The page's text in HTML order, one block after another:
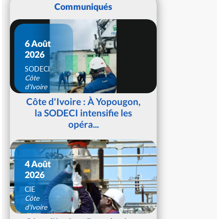
Communiqués
6 Août
2026
SODECI
Côte
d'Ivoire
Côte d'Ivoire : À Yopougon,
la SODECI intensifie les
opéra...
4 Août
2026
CIE
Côte
d'Ivoire